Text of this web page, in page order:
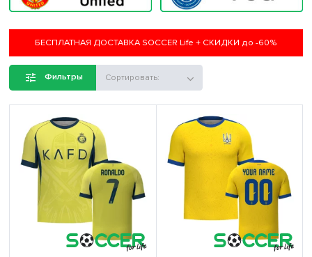
БЕСПЛАТНАЯ ДОСТАВКА SOCCER Life + СКИДКИ до -60%
Фильтры Сортировать: